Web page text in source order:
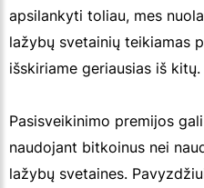
apsilankyti toliau, mes
lažybų svetainių teikiamas
išskiriame geriausias iš kitų.
Pasisveikinimo premijos
naudojant bitkoinus nei
lažybų svetaines.